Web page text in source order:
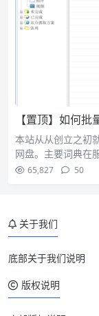
【置顶】如何
本站从从创立之初
网盘。主要词典在
65,827 50
关于我们
底部关于我们说明
版权说明